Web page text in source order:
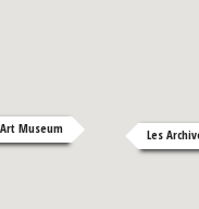
Museum Les